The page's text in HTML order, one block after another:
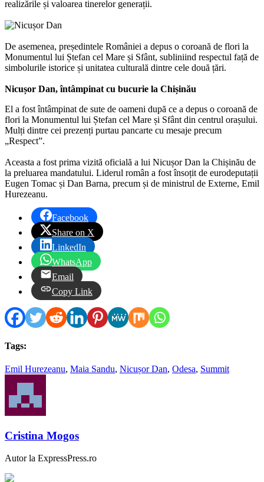
realizările și valoarea tinerelor generații.
De asemenea, președintele României a depus o coroană de flori la
Monumentul lui Ștefan cel Mare și Sfânt, subliniind respectul față de
simbolurile istorice și unitatea culturală dintre cele două țări.
Nicușor Dan, întâmpinat cu bucurie la Chișinău
El a fost întâmpinat de sute de oameni după ce a depus o coroană de
flori la Monumentul lui Ștefan cel Mare și Sfânt din centrul orașului.
Mulți dintre cei prezenți purtau pancarte cu mesaje precum
„Respect”.
Aceasta a fost prima vizită oficială a lui Nicușor Dan la Chișinău de
la preluarea mandatului. Liderul român a fost însoțit de eurodeputații
Eugen Tomac și Dan Barna, precum și de ministrul de Externe, Emil
Hurezeanu.
Facebook
Share on X
LinkedIn
WhatsApp
Email
Copy Link
Tags:
Emil Hurezeanu, Maia Sandu, Nicușor Dan, Odesa, Summit
Cristina Mogos
Autor la ExpressPress.ro